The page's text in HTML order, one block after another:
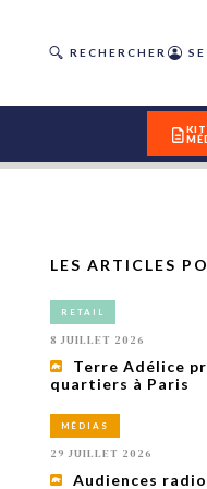
RECHERCHER
KIT
LES ARTICLES
RETAIL
8 JUILLET 2026
Terre Adélice
quartiers à Paris
MÉDIAS
29 JUILLET 2026
Audiences